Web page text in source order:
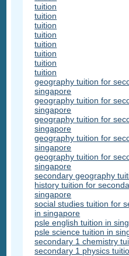
tuition
tuition
tuition
tuition
tuition
tuition
tuition
tuition
geography tuition for
singapore
geography tuition for
singapore
geography tuition for
singapore
geography tuition for
singapore
geography tuition for
singapore
secondary geography
history tuition for
singapore
social studies tuition for
in singapore
psle english tuition in
psle science tuition in
secondary 1 chemistry
secondary 1 physics